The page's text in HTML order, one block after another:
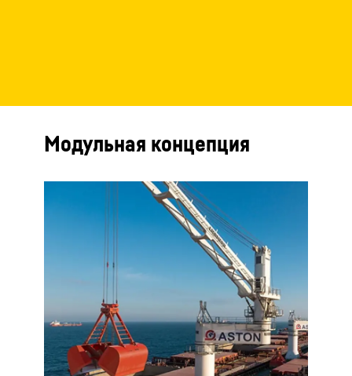
Модульная концепция